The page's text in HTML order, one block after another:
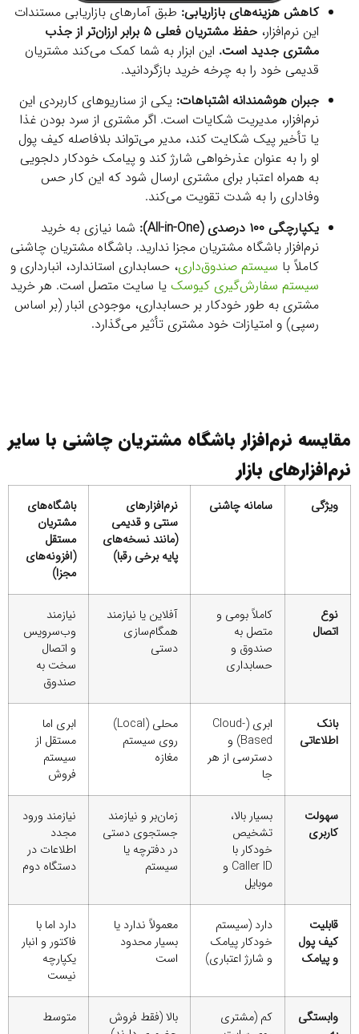
کاهش هزینه‌های بازاریابی:طبق آمارهای بازاریابی مستندات
این نرم‌افزار،
حفظ مشتریان فعلی ۵ برابر ارزان‌تر از جذب
مشتری جدید است.این ابزار به شما کمک می‌کند مشتریان
قدیمی خود را به چرخه خرید بازگردانید.
جبران هوشمندانه اشتباهات:یکی از سناریوهای کاربردی این
نرم‌افزار، مدیریت شکایات است. اگر مشتری از سرد بودن غذا
یا تأخیر پیک شکایت کند، مدیر می‌تواند بلافاصله کیف پول
او را به عنوان عذرخواهی شارژ کند و پیامک خودکار دلجویی
به همراه اعتبار برای مشتری ارسال شود که این کار حس
وفاداری را به شدت تقویت می‌کند.
یکپارچگی ۱۰۰ درصدی (All-in-One):
شما نیازی به خرید
نرم‌افزار باشگاه مشتریان مجزا ندارید. باشگاه مشتریان چاشنی
کاملاً باسیستم صندوق‌داری، حسابداری استاندارد، انبارداری و
سیستم سفارش‌گیری کیوسکیا سایت متصل است. هر خرید
مشتری به طور خودکار بر حسابداری، موجودی انبار (بر اساس
رسپی) و امتیازات خود مشتری تأثیر می‌گذارد.
نرم‌افزار باشگاه مشتریان چاشنی با سایر
بازار
ویژگی سامانه چاشنی
نرم‌افزارهای
سنتی و قدیمی
(مانند نسخه‌های
پایه برخی رقبا)
باشگاه‌های
مشتریان
مستقل
(افزونه‌های
مجزا)
اتصال
کاملاً بومی و
متصل به
صندوق و
حسابداری
آفلاین یا نیازمند
همگام‌سازی
دستی
نیازمند
وب‌سرویس
و اتصال
سخت به
صندوق
بانک
اطلاعاتی
ابری (Cloud-
Based) و
دسترسی از هر
محلی (Local)
روی سیستم
مغازه
ابری اما
مستقل از
سیستم
فروش
سهولت
کاربری
بسیار بالا،
تشخیص
خودکار با
Caller ID و
موبایل
زمان‌بر و نیازمند
جستجوی دستی
در دفترچه یا
سیستم
نیازمند ورود
مجدد
اطلاعات در
دستگاه دوم
قابلیت
کیف پول
و پیامک
دارد (سیستم
خودکار پیامک
و شارژ اعتباری)
معمولاً ندارد یا
بسیار محدود
است
دارد اما با
فاکتور و انبار
یکپارچه
نیست
وابستگی
کم (مشتری
بالا (فقط فروش
متوسط